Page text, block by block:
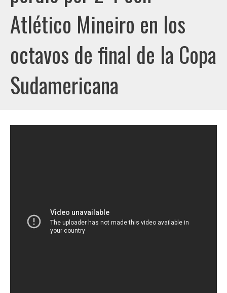
Atlético Mineiro en los
octavos de final de la Copa
Sudamericana